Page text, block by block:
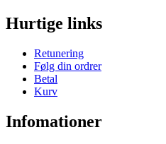
Hurtige links
Retunering
Følg din ordrer
Betal
Kurv
Infomationer